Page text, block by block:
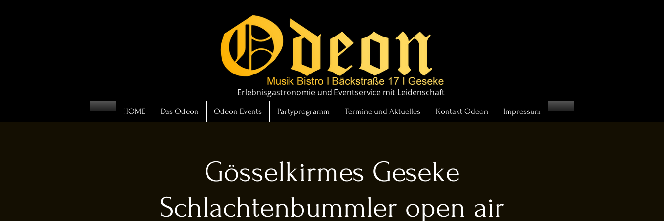
Erlebnisgastronomie und Eventservice mit Leidenschaft
HOME Das Odeon Odeon Events Partyprogramm Termine und Aktuelles Kontakt Odeon Impressum
Gösselkirmes Geseke
Schlachtenbummler open air